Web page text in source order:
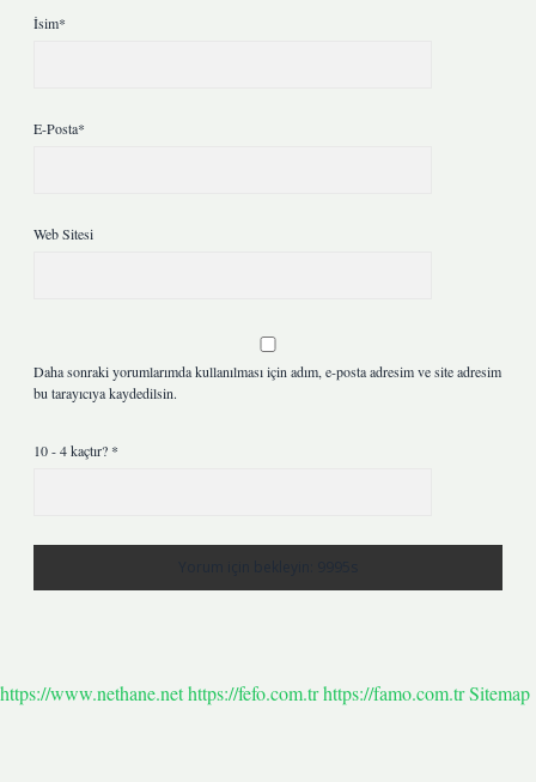
İsim*
E-Posta*
Web Sitesi
Daha sonraki yorumlarımda kullanılması için adım, e-posta adresim ve site adresim
bu tarayıcıya kaydedilsin.
10 - 4 kaçtır? *
https://www.nethane.nethttps://fefo.com.trhttps://famo.com.trSitemap